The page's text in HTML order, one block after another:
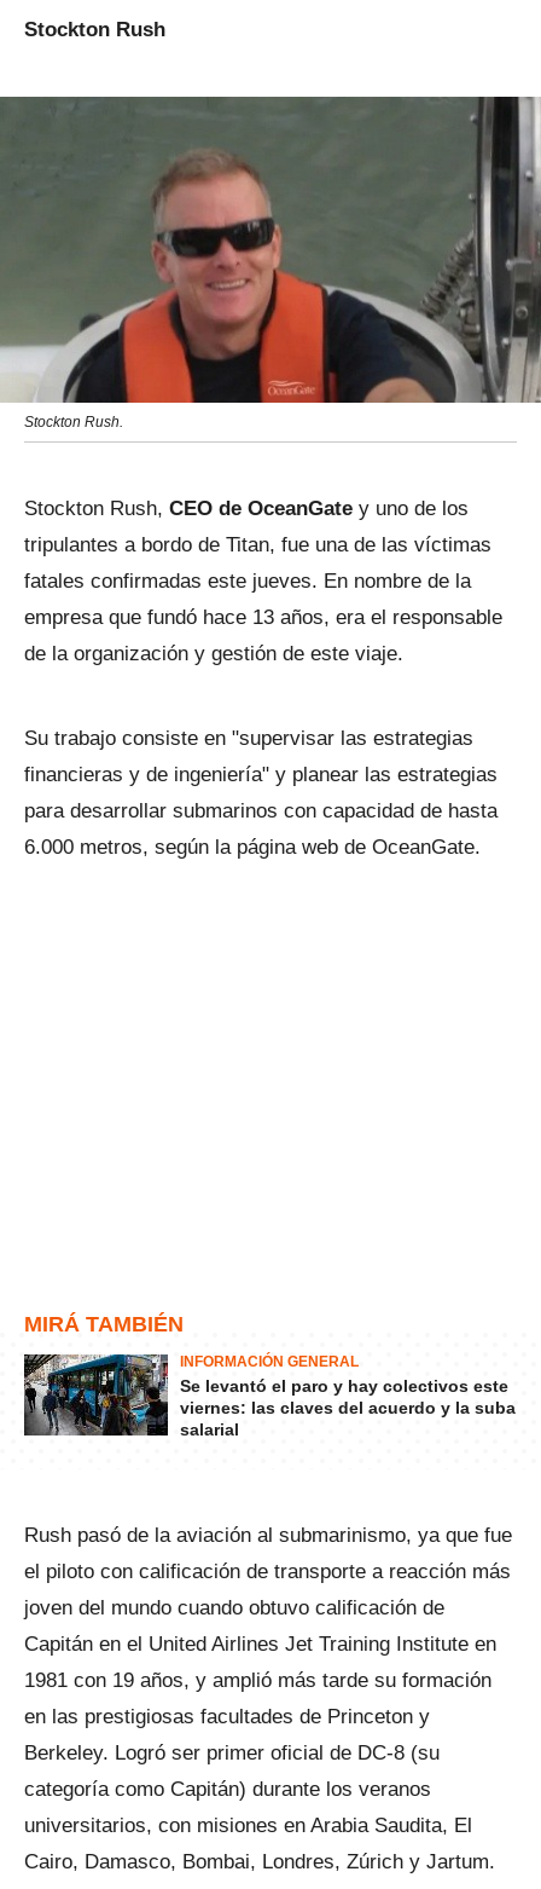
Stockton Rush
Stockton Rush.
Stockton Rush, CEO de OceanGate y uno de los
tripulantes a bordo de Titan, fue una de las víctimas
fatales confirmadas este jueves. En nombre de la
empresa que fundó hace 13 años, era el responsable
de la organización y gestión de este viaje.
Su trabajo consiste en "supervisar las estrategias
financieras y de ingeniería" y planear las estrategias
para desarrollar submarinos con capacidad de hasta
6.000 metros, según la página web de OceanGate.
MIRÁ TAMBIÉN
INFORMACIÓN GENERAL
Se levantó el paro y hay colectivos este
viernes: las claves del acuerdo y la suba
salarial
Rush pasó de la aviación al submarinismo, ya que fue
el piloto con calificación de transporte a reacción más
joven del mundo cuando obtuvo calificación de
Capitán en el United Airlines Jet Training Institute en
1981 con 19 años, y amplió más tarde su formación
en las prestigiosas facultades de Princeton y
Berkeley. Logró ser primer oficial de DC-8 (su
categoría como Capitán) durante los veranos
universitarios, con misiones en Arabia Saudita, El
Cairo, Damasco, Bombai, Londres, Zúrich y Jartum.